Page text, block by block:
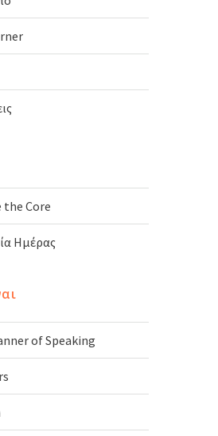
the Core
Ημέρας
of Speaking